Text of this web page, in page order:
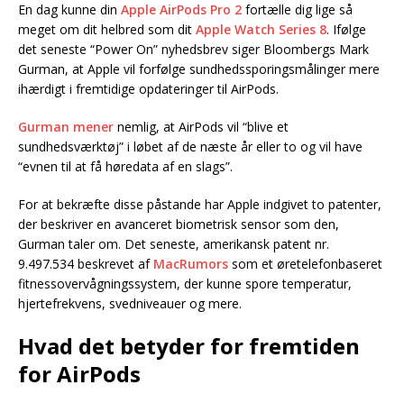
En dag kunne din Apple AirPods Pro 2 fortælle dig lige så
meget om dit helbred som dit Apple Watch Series 8. Ifølge
det seneste “Power On” nyhedsbrev siger Bloombergs Mark
Gurman, at Apple vil forfølge sundhedssporingsmålinger mere
ihærdigt i fremtidige opdateringer til AirPods.
Gurman mener nemlig, at AirPods vil “blive et
sundhedsværktøj” i løbet af de næste år eller to og vil have
“evnen til at få høredata af en slags”.
For at bekræfte disse påstande har Apple indgivet to patenter,
der beskriver en avanceret biometrisk sensor som den,
Gurman taler om. Det seneste, amerikansk patent nr.
9.497.534 beskrevet af MacRumors som et øretelefonbaseret
fitnessovervågningssystem, der kunne spore temperatur,
hjertefrekvens, svedniveauer og mere.
Hvad det betyder for fremtiden
for AirPods